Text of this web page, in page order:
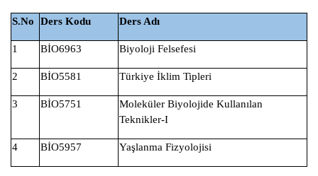
S.No Ders Kodu Ders Adı
1 BİO6963 Biyoloji Felsefesi
2 BİO5581 Türkiye İklim Tipleri
3 BİO5751
Moleküler Biyolojide Kullanılan
Teknikler-I
4 BİO5957 Yaşlanma Fizyolojisi